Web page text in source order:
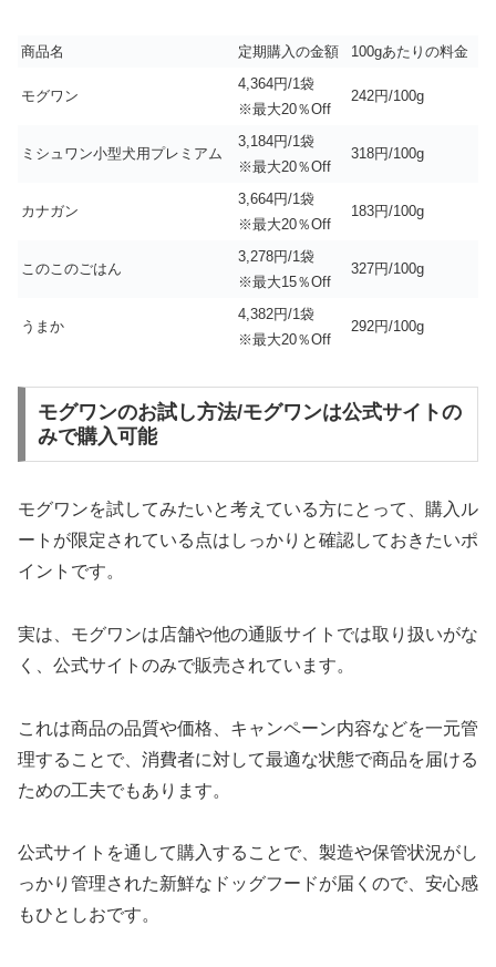
商品名 定期購入の金額 100gあたりの料金
モグワン
4,364円/1袋
※最大20％Off
242円/100g
ミシュワン小型犬用プレミアム
3,184円/1袋
※最大20％Off
318円/100g
カナガン
3,664円/1袋
※最大20％Off
183円/100g
このこのごはん
3,278円/1袋
※最大15％Off
327円/100g
うまか
4,382円/1袋
※最大20％Off
292円/100g
モグワンのお試し方法/モグワンは公式サイトの
みで購入可能
モグワンを試してみたいと考えている方にとって、購入ル
ートが限定されている点はしっかりと確認しておきたいポ
イントです。
実は、モグワンは店舗や他の通販サイトでは取り扱いがな
く、公式サイトのみで販売されています。
これは商品の品質や価格、キャンペーン内容などを一元管
理することで、消費者に対して最適な状態で商品を届ける
ための工夫でもあります。
公式サイトを通して購入することで、製造や保管状況がし
っかり管理された新鮮なドッグフードが届くので、安心感
もひとしおです。